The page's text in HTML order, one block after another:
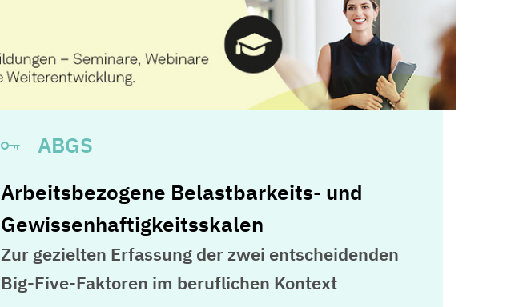
ABGS
Arbeitsbezogene Belastbarkeits- und
Gewissenhaftigkeitsskalen
Zur gezielten Erfassung der zwei entscheidenden
Big-Five-Faktoren im beruflichen Kontext